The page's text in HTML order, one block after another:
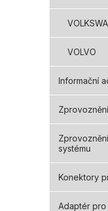
VOLVO
Informační
systému
Konektory
Adaptér